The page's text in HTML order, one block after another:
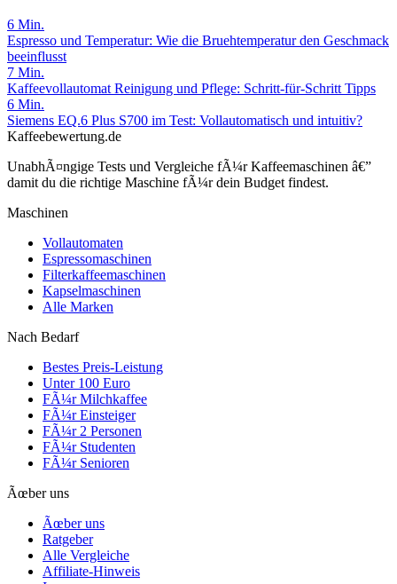
6 Min.
Espresso und Temperatur: Wie die Bruehtemperatur den Geschmack
beeinflusst
7 Min.
Kaffeevollautomat Reinigung und Pflege: Schritt-für-Schritt Tipps
6 Min.
Siemens EQ.6 Plus S700 im Test: Vollautomatisch und intuitiv?
Kaffeebewertung.de
UnabhÃ¤ngige Tests und Vergleiche fÃ¼r Kaffeemaschinen â€”
damit du die richtige Maschine fÃ¼r dein Budget findest.
Maschinen
Vollautomaten
Espressomaschinen
Filterkaffeemaschinen
Kapselmaschinen
Alle Marken
Nach Bedarf
Bestes Preis-Leistung
Unter 100 Euro
FÃ¼r Milchkaffee
FÃ¼r Einsteiger
FÃ¼r 2 Personen
FÃ¼r Studenten
FÃ¼r Senioren
Ãœber uns
Ãœber uns
Ratgeber
Alle Vergleiche
Affiliate-Hinweis